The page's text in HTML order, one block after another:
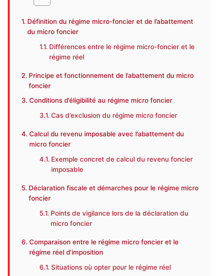
Définition du régime micro-foncier et de l’abattement
du micro foncier
Différences entre le régime micro-foncier et le
régime réel
Principe et fonctionnement de l’abattement du micro
foncier
Conditions d’éligibilité au régime micro foncier
Cas d’exclusion du régime micro foncier
Calcul du revenu imposable avec l’abattement du
micro foncier
Exemple concret de calcul du revenu foncier
imposable
Déclaration fiscale et démarches pour le régime micro
foncier
Points de vigilance lors de la déclaration du
micro foncier
Comparaison entre le régime micro foncier et le
régime réel d’imposition
Situations où opter pour le régime réel